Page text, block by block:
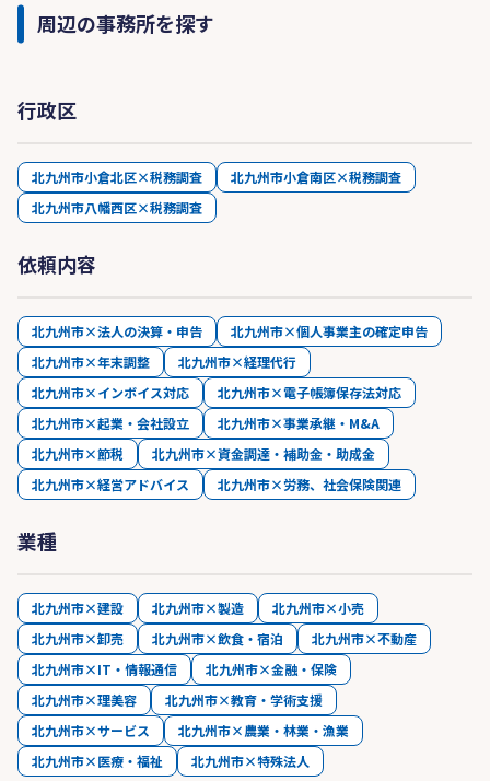
周辺の事務所を探す
行政区
北九州市小倉北区×税務調査
北九州市小倉南区×税務調査
北九州市八幡西区×税務調査
依頼内容
北九州市×法人の決算・申告
北九州市×個人事業主の確定申告
北九州市×年末調整
北九州市×経理代行
北九州市×インボイス対応
北九州市×電子帳簿保存法対応
北九州市×起業・会社設立
北九州市×事業承継・M&A
北九州市×節税
北九州市×資金調達・補助金・助成金
北九州市×経営アドバイス
北九州市×労務、社会保険関連
業種
北九州市×建設 北九州市×製造
北九州市×小売
北九州市×卸売
北九州市×飲食・宿泊
北九州市×不動産
北九州市×IT・情報通信
北九州市×金融・保険
北九州市×理美容
北九州市×教育・学術支援
北九州市×サービス
北九州市×農業・林業・漁業
北九州市×医療・福祉
北九州市×特殊法人